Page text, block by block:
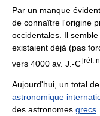
Par un manque
de connaître l'origine
occidentales. Il
existaient déjà (pas
vers 4000 av. J.-C[réf.
Aujourd'hui, un total
astronomique
des astronomes grecs.